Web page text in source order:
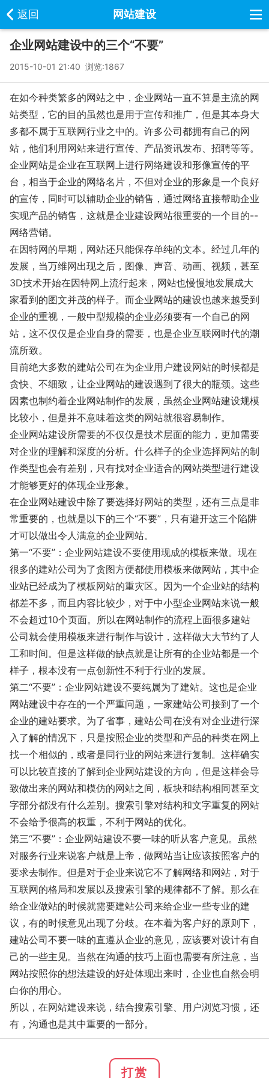
返回 网站建设
企业网站建设中的三个“不要”
2015-10-01 21:40 浏览:1867
在如今种类繁多的网站之中，企业网站一直不算是主流的网
站类型，它的目的虽然也是用于宣传和推广，但是其本身大
多都不属于互联网行业之中的。许多公司都拥有自己的网
站，他们利用网站来进行宣传、产品资讯发布、招聘等等。
企业网站是企业在互联网上进行网络建设和形像宣传的平
台，相当于企业的网络名片，不但对企业的形象是一个良好
的宣传，同时可以辅助企业的销售，通过网络直接帮助企业
实现产品的销售，这就是企业建设网站很重要的一个目的--
网络营销。
在因特网的早期，网站还只能保存单纯的文本。经过几年的
发展，当万维网出现之后，图像、声音、动画、视频，甚至
3D技术开始在因特网上流行起来，网站也慢慢地发展成大
家看到的图文并茂的样子。而企业网站的建设也越来越受到
企业的重视，一般中型规模的企业必须要有一个自己的网
站，这不仅仅是企业自身的需要，也是企业互联网时代的潮
流所致。
目前绝大多数的建站公司在为企业用户建设网站的时候都是
贪快、不细致，让企业网站的建设遇到了很大的瓶颈。这些
因素也制约着企业网站制作的发展，虽然企业网站建设规模
比较小，但是并不意味着这类的网站就很容易制作。
企业网站建设所需要的不仅仅是技术层面的能力，更加需要
对企业的理解和深度的分析。什么样子的企业选择网站的制
作类型也会有差别，只有找对企业适合的网站类型进行建设
才能够更好的体现企业形象。
在企业网站建设中除了要选择好网站的类型，还有三点是非
常重要的，也就是以下的三个“不要”，只有避开这三个陷阱
才可以做出令人满意的企业网站。
第一“不要”：企业网站建设不要使用现成的模板来做。现在
很多的建站公司为了贪图方便都使用模板来做网站，其中企
业站已经成为了模板网站的重灾区。因为一个企业站的结构
都差不多，而且内容比较少，对于中小型企业网站来说一般
不会超过10个页面。所以在网站制作的流程上面很多建站
公司就会使用模板来进行制作与设计，这样做大大节约了人
工和时间。但是这样做的缺点就是让所有的企业站都是一个
样子，根本没有一点创新性不利于行业的发展。
第二“不要”：企业网站建设不要纯属为了建站。这也是企业
网站建设中存在的一个严重问题，一家建站公司接到了一个
企业的建站要求。为了省事，建站公司在没有对企业进行深
入了解的情况下，只是按照企业的类型和产品的种类在网上
找一个相似的，或者是同行业的网站来进行复制。这样确实
可以比较直接的了解到企业网站建设的方向，但是这样会导
致做出来的网站和模仿的网站之间，板块和结构相同甚至文
字部分都没有什么差别。搜索引擎对结构和文字重复的网站
不会给予很高的权重，不利于网站的优化。
第三“不要”：企业网站建设不要一味的听从客户意见。虽然
对服务行业来说客户就是上帝，做网站当让应该按照客户的
要求去制作。但是对于企业来说它不了解网络和网站，对于
互联网的格局和发展以及搜索引擎的规律都不了解。那么在
给企业做站的时候就需要建站公司来给企业一些专业的建
议，有的时候意见出现了分歧。在本着为客户好的原则下，
建站公司不要一味的直遵从企业的意见，应该要对设计有自
己的一些主见。当然在沟通的技巧上面也需要有所注意，当
网站按照你的想法建设的好处体现出来时，企业也自然会明
白你的用心。
所以，在网站建设来说，结合搜索引擎、用户浏览习惯，还
有，沟通也是其中重要的一部分。
打赏